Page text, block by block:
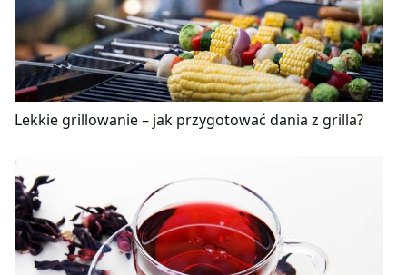
Lekkie grillowanie – jak przygotować dania z grilla?